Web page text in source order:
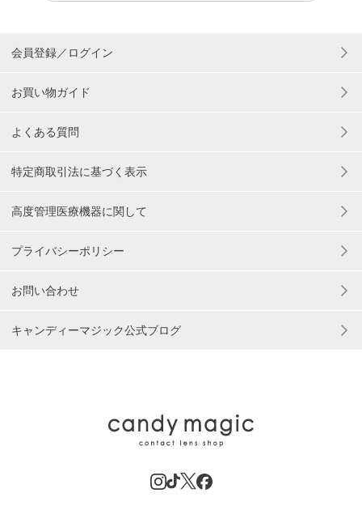
会員登録／ログイン
お買い物ガイド
よくある質問
特定商取引法に基づく表示
高度管理医療機器に関して
プライバシーポリシー
お問い合わせ
キャンディーマジック公式ブログ